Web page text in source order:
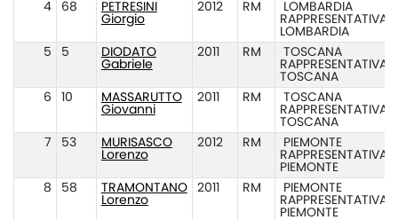
4
68
PETRESINI
Giorgio
2012 RM
LOMBARDIA
RAPPRESENTATIVA
LOMBARDIA
5
5
DIODATO
Gabriele
2011 RM
TOSCANA
RAPPRESENTATIVA
TOSCANA
6
10
MASSARUTTO
Giovanni
2011 RM
TOSCANA
RAPPRESENTATIVA
TOSCANA
7
53
MURISASCO
Lorenzo
2012 RM
PIEMONTE
RAPPRESENTATIVA
PIEMONTE
8
58
TRAMONTANO
Lorenzo
2011 RM
PIEMONTE
RAPPRESENTATIVA
PIEMONTE